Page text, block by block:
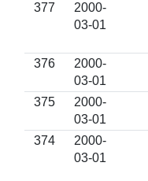
377
2000-
03-01
376
2000-
03-01
375
2000-
03-01
374
2000-
03-01